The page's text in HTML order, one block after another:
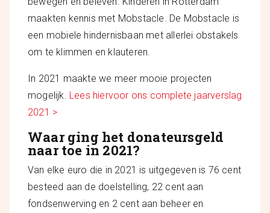
maakten kennis met Mobstacle. De Mobstacle is
een mobiele hindernisbaan met allerlei obstakels
om te klimmen en klauteren.
In 2021 maakte we meer mooie projecten
mogelijk. Lees hiervoor ons complete jaarverslag
2021 >
Waar ging het donateursgeld
naar toe in 2021?
Van elke euro die in 2021 is uitgegeven is 76 cent
besteed aan de doelstelling, 22 cent aan
fondsenwerving en 2 cent aan beheer en